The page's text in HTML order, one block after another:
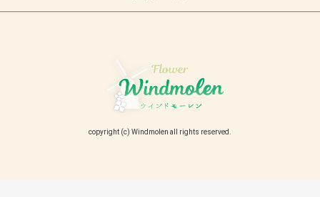
copyright (c) Windmolen all rights reserved.